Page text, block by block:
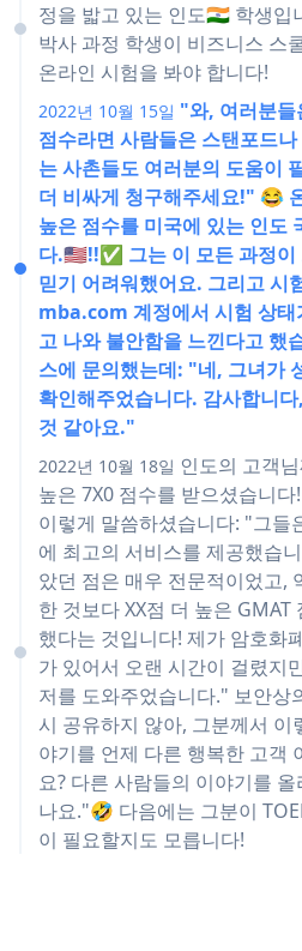
정을 밟고 있는 인도🇮🇳 학생
박사 과정 학생이 비즈니스 스
온라인 시험을 봐야 합니다!
2022년 10월 15일 "와, 여러분들
점수라면 사람들은 스탠포드
는 사촌들도 여러분의 도움이
더 비싸게 청구해주세요!" 😂
높은 점수를 미국에 있는 인도
다.🇺🇸!!✅ 그는 이 모든 과정이
믿기 어려워했어요. 그리고 시
mba.com 계정에서 시험 상
고 나와 불안함을 느낀다고 했
스에 문의했는데: "네, 그녀가
확인해주었습니다. 감사합니
것 같아요."
2022년 10월 18일 인도의 고객
높은 7X0 점수를 받으셨습니
이렇게 말씀하셨습니다: "그들
에 최고의 서비스를 제공했습
았던 점은 매우 전문적이었고,
한 것보다 XX점 더 높은
했다는 것입니다! 제가 암호화
가 있어서 오랜 시간이 걸렸지
저를 도와주었습니다." 보안상
시 공유하지 않아, 그분께서 이
야기를 언제 다른 행복한 고객
요? 다른 사람들의 이야기를
나요."🤣 다음에는 그분이
이 필요할지도 모릅니다!